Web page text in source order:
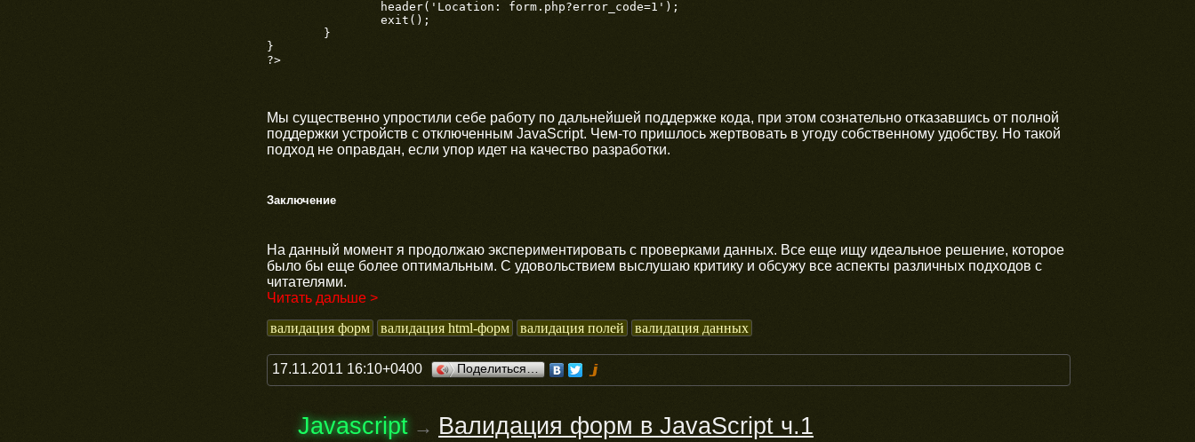
}
?>
Мы существенно упростили себе работу по дальнейшей поддержке кода, при этом сознательно отказавшись от полной
поддержки устройств с отключенным JavaScript. Чем-то пришлось жертвовать в угоду собственному удобству. Но такой
подход не оправдан, если упор идет на качество разработки.
Заключение
На данный момент я продолжаю экспериментировать с проверками данных. Все еще ищу идеальное решение, которое
было бы еще более оптимальным. С удовольствием выслушаю критику и обсужу все аспекты различных подходов с
читателями.
Читать дальше >
валидация форм
валидация html-форм валидация полей валидация данных
17.11.2011 16:10+0400 Поделиться…
Javascript → Валидация форм в JavaScript ч.1